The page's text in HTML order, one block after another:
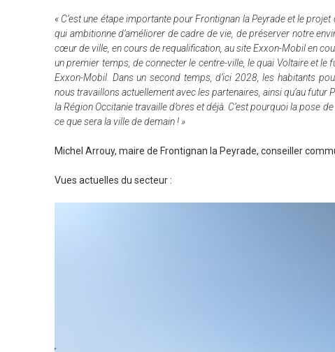
« C’est une étape importante pour Frontignan la Peyrade et le
qui ambitionne d’améliorer de cadre de vie, de préserver notre
cœur de ville, en cours de requalification, au site Exxon-Mobil en
un premier temps, de connecter le centre-ville, le quai Voltaire et
Exxon-Mobil. Dans un second temps, d’ici 2028, les habitants
nous travaillons actuellement avec les partenaires, ainsi qu’au futur
la Région Occitanie travaille d’ores et déjà. C’est pourquoi la pose
ce que sera la ville de demain ! »
Michel Arrouy, maire de Frontignan la Peyrade, conseiller
Vues actuelles du secteur :